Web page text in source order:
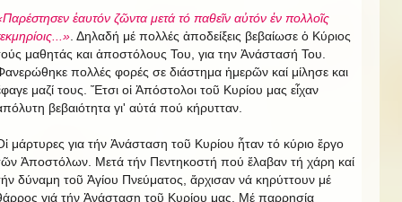
ἑαυτόν ζῶντα μετά τό παθεῖν αὐτόν ἐν πολλοῖς
. Δηλαδή μέ πολλές ἀποδείξεις βεβαίωσε ὁ Κύριος
μαθητάς και ἀποστόλους Του, για την Ἀνάστασή Του.
πολλές φορές σε διάστημα ἡμερῶν καί μίλησε και
μαζί τους. Ἔτσι οἱ Ἀπόστολοι τοῦ Κυρίου μας εἶχαν
βεβαιότητα γι' αὐτά πού κήρυτταν.
μάρτυρες για τήν Ἀνάσταση τοῦ Κυρίου ἦταν τό κύριο ἔργο
Ἀποστόλων. Μετά τήν Πεντηκοστή πού ἔλαβαν τή χάρη καί
δύναμη τοῦ Ἁγίου Πνεύματος, ἄρχισαν νά κηρύττουν μέ
γιά τήν Ἀνάσταση τοῦ Κυρίου μας. Μέ παρρησία